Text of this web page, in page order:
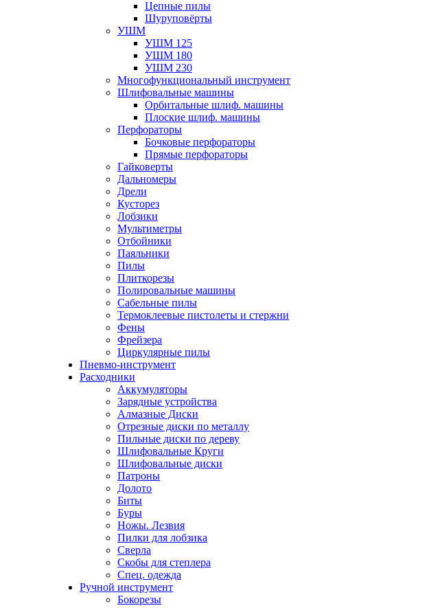
Цепные пилы
Шуруповёрты
УШМ
УШМ 125
УШМ 180
УШМ 230
Многофункциональный инструмент
Шлифовальные машины
Орбитальные шлиф. машины
Плоские шлиф. машины
Перфораторы
Бочковые перфораторы
Прямые перфораторы
Гайковерты
Дальномеры
Дрели
Кусторез
Лобзики
Мультиметры
Отбойники
Паяльники
Пилы
Плиткорезы
Полировальные машины
Сабельные пилы
Термоклеевые пистолеты и стержни
Фены
Фрейзера
Циркулярные пилы
Пневмо-инструмент
Расходники
Аккумуляторы
Зарядные устройства
Алмазные Диски
Отрезные диски по металлу
Пильные диски по дереву
Шлифовальные Круги
Шлифовальные диски
Патроны
Долото
Биты
Буры
Ножы. Лезвия
Пилки для лобзика
Сверла
Скобы для степлера
Спец. одежда
Ручной инструмент
Бокорезы